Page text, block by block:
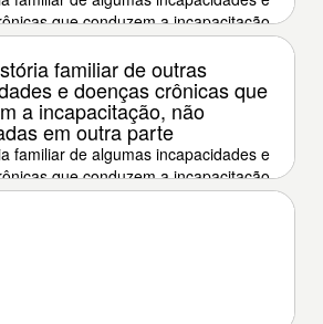
que conduzem a incapacitação
familiar de outras
e doenças crônicas que
a incapacitação, não
em outra parte
familiar de algumas incapacidades e
que conduzem a incapacitação